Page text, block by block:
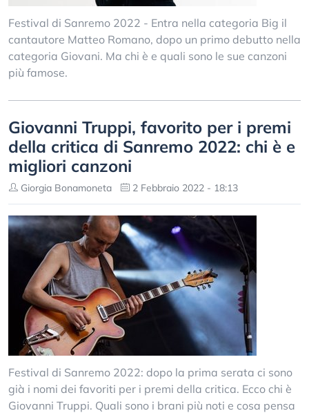
Festival di Sanremo 2022 - Entra nella categoria Big il
cantautore Matteo Romano, dopo un primo debutto nella
categoria Giovani. Ma chi è e quali sono le sue canzoni
più famose.
Giovanni Truppi, favorito per i premi
della critica di Sanremo 2022: chi è e
migliori canzoni
Giorgia Bonamoneta 2 Febbraio 2022 - 18:13
Festival di Sanremo 2022: dopo la prima serata ci sono
già i nomi dei favoriti per i premi della critica. Ecco chi è
Giovanni Truppi. Quali sono i brani più noti e cosa pensa